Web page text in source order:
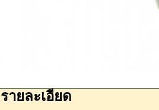
รายละเอียด